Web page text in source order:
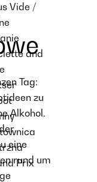
Vide /
and
Prix
Tag:
zu
Alkohol.
eine
rund um